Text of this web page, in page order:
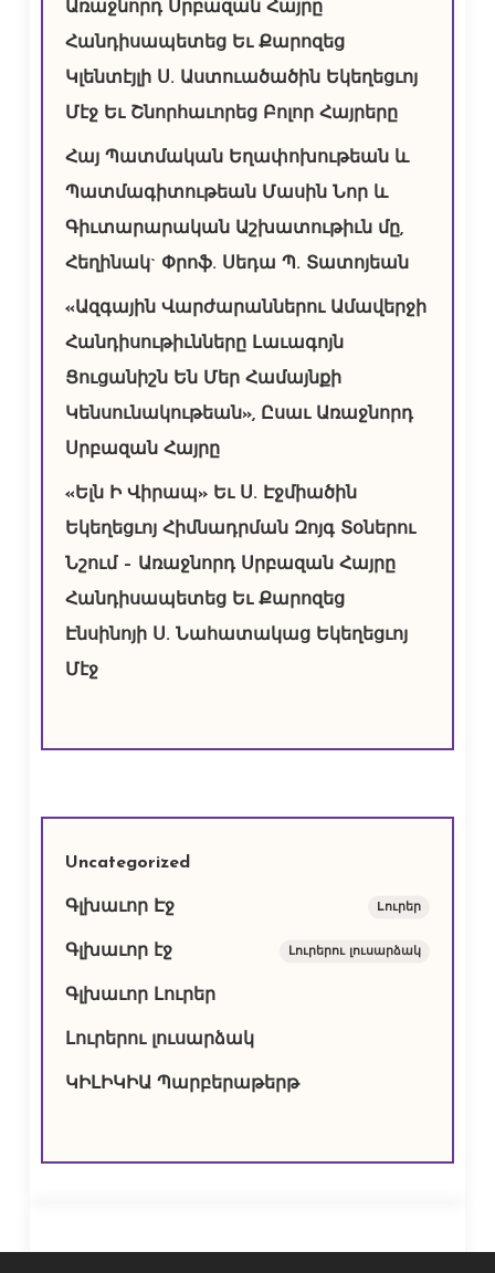
Առաջնորդ Սրբազան Հայրը
Հանդիսապետեց Եւ Քարոզեց
Կլենտէյլի Ս. Աստուածածին Եկեղեցւոյ
Մէջ Եւ Շնորհաւորեց Բոլոր Հայրերը
Հայ Պատմական Եղափոխութեան և
Պատմագիտութեան Մասին Նոր և
Գիւտարարական Աշխատութիւն մը,
Հեղինակ` Փրոֆ. Սեդա Պ. Տատոյեան
«Ազգային Վարժարաններու Ամավերջի
Հանդիսութիւնները Լաւագոյն
Ցուցանիշն Են Մեր Համայնքի
Կենսունակութեան», Ըսաւ Առաջնորդ
Սրբազան Հայրը
«Ելն Ի Վիրապ» Եւ Ս. Էջմիածին
Եկեղեցւոյ Հիմնադրման Զոյգ Տօներու
Նշում – Առաջնորդ Սրբազան Հայրը
Հանդիսապետեց Եւ Քարոզեց
Էնսինոյի Ս. Նահատակաց Եկեղեցւոյ
Մէջ
Uncategorized
Գլխաւոր Էջ Lուրեր
Գլխաւոր էջ Լուրերու լուսարձակ
Գլխաւոր Լուրեր
Լուրերու լուսարձակ
ԿԻԼԻԿԻԱ Պարբերաթերթ